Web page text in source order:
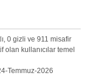
0 gizli ve 911 misafir
kullanıcılar temel
Temmuz-2026